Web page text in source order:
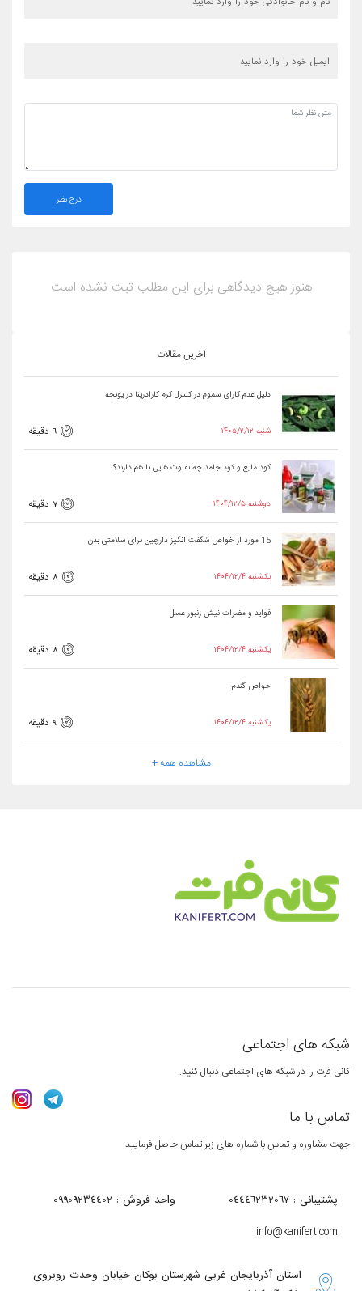
درج نظر
هنوز هیچ دیدگاهی برای این مطلب ثبت نشده است
آخرین مقالات
دلیل عدم کارای سموم در کنترل کرم کارادرینا در یونجه
۱۴۰۵/۲/۱۲ شنبه 6 دقیقه
کود مایع و کود جامد چه تفاوت هایی با هم دارند؟
۱۴۰۴/۱۲/۵ دوشنبه 7 دقیقه
15 مورد از خواص شگفت انگیز دارچین برای سلامتی بدن
۱۴۰۴/۱۲/۴ یکشنبه 8 دقیقه
فواید و مضرات نیش زنبور عسل
۱۴۰۴/۱۲/۴ یکشنبه 8 دقیقه
خواص گندم
۱۴۰۴/۱۲/۴ یکشنبه 9 دقیقه
مشاهده همه +
شبکه های اجتماعی
کانی فرت را در شبکه های اجتماعی دنبال کنید.
تماس با ما
جهت مشاوره و تماس با شماره های زیر تماس حاصل فرمایید.
پشتیبانی : 04446232067 واحد فروش : 09909234402
info@kanifert.com
استان آذربایجان غربی شهرستان بوکان خیابان وحدت روبروی